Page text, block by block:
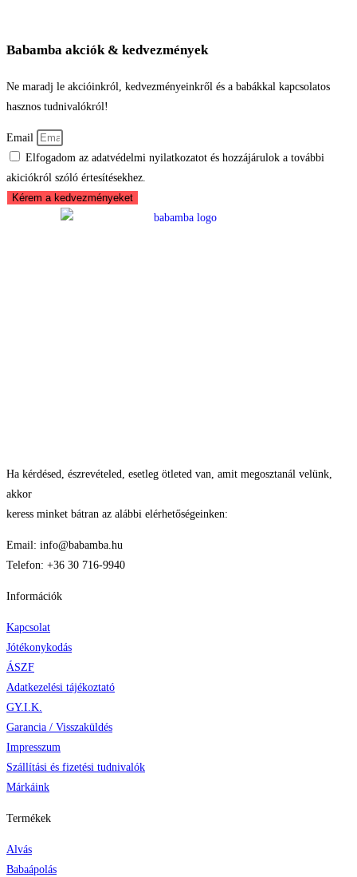
Babamba akciók & kedvezmények
Ne maradj le akcióinkról, kedvezményeinkről és a babákkal kapcsolatos
hasznos tudnivalókról!
Email
Elfogadom az adatvédelmi nyilatkozatot és hozzájárulok a további
akiciókról szóló értesítésekhez.
Kérem a kedvezményeket
Ha kérdésed, észrevételed, esetleg ötleted van, amit megosztanál velünk,
akkor
keress minket bátran az alábbi elérhetőségeinken:
Email: info@babamba.hu
Telefon: +36 30 716-9940
Információk
Kapcsolat
Jótékonykodás
ÁSZF
Adatkezelési tájékoztató
GY.I.K.
Garancia / Visszaküldés
Impresszum
Szállítási és fizetési tudnivalók
Márkáink
Termékek
Alvás
Babaápolás